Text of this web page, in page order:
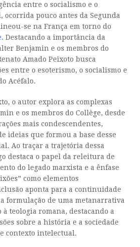
entre o socialismo e o
ocorrida pouco antes da Segunda
se na França em torno do
. Destacando a importância da
Benjamin e os membros do
Amado Peixoto busca
entre o esoterismo, o socialismo e
Acéfalo.
o autor explora as complexas
e os membros do Collège, desde
mais condescendentes,
ideias que formou a base desse
Ao traçar a trajetória dessa
destaca o papel da releitura de
do legado marxista e a ênfase
como elementos
aponta para a continuidade
formulação de uma metanarrativa
teologia romana, destacando a
sobre a história e a sociedade
contexto intelectual.